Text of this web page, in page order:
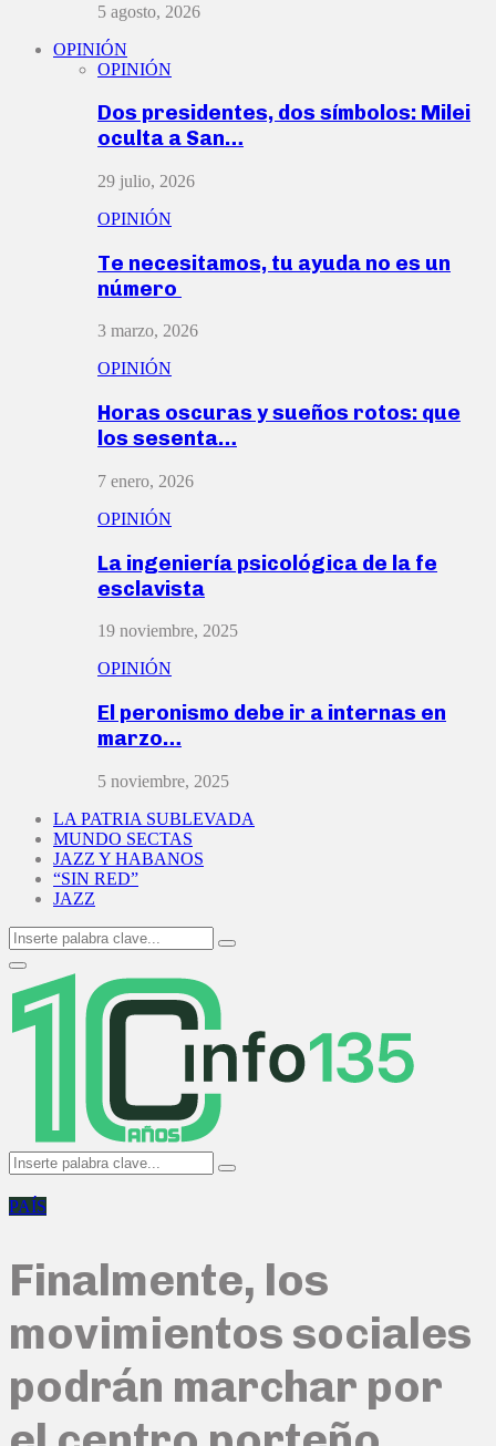
5 agosto, 2026
OPINIÓN
OPINIÓN
Dos presidentes, dos símbolos: Milei
oculta a San…
29 julio, 2026
OPINIÓN
Te necesitamos, tu ayuda no es un
número
3 marzo, 2026
OPINIÓN
Horas oscuras y sueños rotos: que
los sesenta…
7 enero, 2026
OPINIÓN
La ingeniería psicológica de la fe
esclavista
19 noviembre, 2025
OPINIÓN
El peronismo debe ir a internas en
marzo…
5 noviembre, 2025
LA PATRIA SUBLEVADA
MUNDO SECTAS
JAZZ Y HABANOS
“SIN RED”
JAZZ
Search
for:
Search
Primary
Menu
Search
for:
Search
PAÍS
Finalmente, los
movimientos sociales
podrán marchar por